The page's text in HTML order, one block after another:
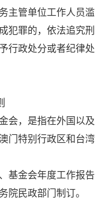
主管单位工作人员滥
犯罪的，依法追究刑
行政处分或者纪律处
会，是指在外国以及
门特别行政区和台湾
基金会年度工作报告
院民政部门制订。